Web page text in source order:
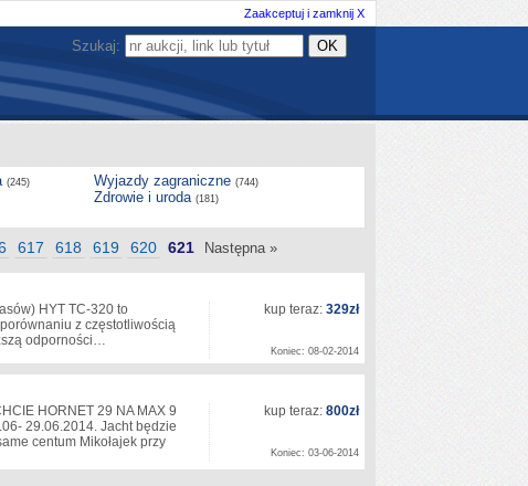
Zaakceptuj i zamknij X
Szukaj:
(245) Wyjazdy zagraniczne (744)
Zdrowie i uroda (181)
617 618 619 620 621 Następna »
HYT TC-320 to
z częstotliwością
odporności…
kup teraz: 329zł
Koniec: 08-02-2014
HORNET 29 NA MAX 9
29.06.2014. Jacht będzie
centum Mikołajek przy
kup teraz: 800zł
Koniec: 03-06-2014